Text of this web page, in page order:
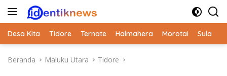
Langsung
Desa Kita Tidore Ternate Halmahera Morotai Sula
Beranda Maluku Utara Tidore